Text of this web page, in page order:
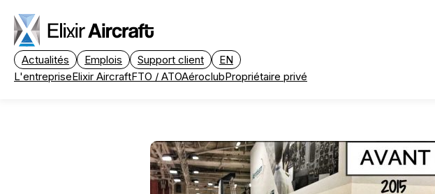
Passer au contenu principal
Actualités Emplois Support client
EN
L'entrepriseElixir AircraftFTO / ATOAéroclubPropriétaire privé